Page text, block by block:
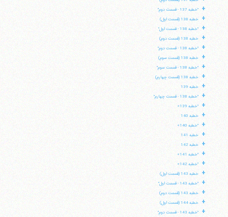
+ "خطبه 137 - قسمت دوم"
+ خطبه 138 (قسمت اول)
+ "خطبه 138 - قسمت اول"
+ خطبه 138 (قسمت دوم)
+ "خطبه 138 - قسمت دوم"
+ خطبه 138 (قسمت سوم)
+ "خطبه 138 - قسمت سوم"
+ خطبه 138 (قسمت چهارم)
+ خطبه 139
+ "خطبه 138 - قسمت چهارم"
+ "خطبه 139»
+ خطبه 140
+ "خطبه 140»
+ خطبه 141
+ خطبه 142
+ "خطبه 141»
+ "خطبه 142»
+ خطبه 143 (قسمت اول)
+ "خطبه 143 - قسمت اول"
+ خطبه 143 (قسمت دوم)
+ خطبه 144 (قسمت اول)
+ "خطبه 143 - قسمت دوم"